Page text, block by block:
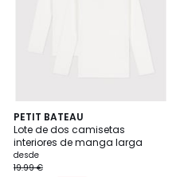
PETIT BATEAU
Lote de dos camisetas
interiores de manga larga
desde
19.99 €
5
/
5